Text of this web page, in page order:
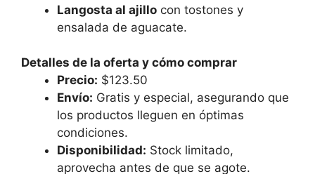
Langosta al ajillo con tostones y
ensalada de aguacate.
Detalles de la oferta y cómo comprar
Precio: $123.50
Envío: Gratis y especial, asegurando que
los productos lleguen en óptimas
condiciones.
Disponibilidad: Stock limitado,
aprovecha antes de que se agote.